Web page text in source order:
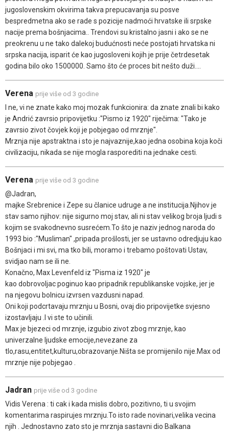
jugoslovenskim okvirima takva prepucavanja su posve
bespredmetna ako se rade s pozicije nadmoći hrvatske ili srpske
nacije prema bošnjacima.. Trendovi su kristalno jasni i ako se ne
preokrenu u ne tako dalekoj budućnosti neće postojati hrvatska ni
srpska nacija, isparit će kao jugosloveni kojih je prije četrdesetak
godina bilo oko 1500000. Samo što će proces bit nešto duži....
Verena prije više od 3 godine
I ne, vi ne znate kako moj mozak funkcionira: da znate znali bi kako
je Andrić zavrsio pripovijetku :"Pismo iz 1920" riječima: "Tako je
zavrsio zivot čovjek koji je pobjegao od mrznje".
Mrznja nije apstraktna i sto je najvaznije,kao jedna osobina koja koči
civilizaciju, nikada se nije mogla rasporediti na jednake cesti.
Verena prije više od 3 godine
@Jadran,
majke Srebrenice i Zepe su članice udruge a ne institucija.Njihov je
stav samo njihov: nije sigurno moj stav, ali ni stav velikog broja ljudi s
kojim se svakodnevno susrećem.To što je naziv jednog naroda do
1993 bio :"Musliman" ,pripada prošlosti, jer se ustavno odredjuju kao
Bošnjaci i mi svi, ma tko bili, moramo i trebamo poštovati Ustav,
svidjao nam se ili ne.
Konačno, Max Levenfeld iz "Pisma iz 1920" je
kao dobrovoljac poginuo kao pripadnik republikanske vojske, jer je
na njegovu bolnicu izvrsen vazdusni napad.
Oni koji podcrtavaju mrznju u Bosni, ovaj dio pripovijetke svjesno
izostavljaju .I vi ste to učinili.
Max je bjezeci od mrznje, izgubio zivot zbog mrznje, kao
univerzalne ljudske emocije,nevezane za
tlo,rasu,entitet,kulturu,obrazovanje.Ništa se promijenilo nije.Max od
mrznje nije pobjegao .
Jadran prije više od 3 godine
Vidis Verena : ti cak i kada mislis dobro, pozitivno, ti u svojim
komentarima raspirujes mrznju.To isto rade novinari,velika vecina
njih . Jednostavno zato sto je mrznja sastavni dio Balkana